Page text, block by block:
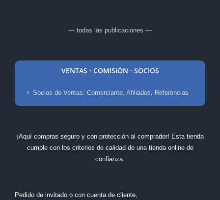
— todas las publicaciones —
VENTAS · COMISIÓN · SOCIOS
Socios de Ventas: Comerciante, Afiliados, Referencias
¡Aquí compras seguro y con protección al comprador! Esta tienda
cumple con los criterios de calidad de una tienda online de
confianza.
Pedido de invitado o con cuenta de cliente,